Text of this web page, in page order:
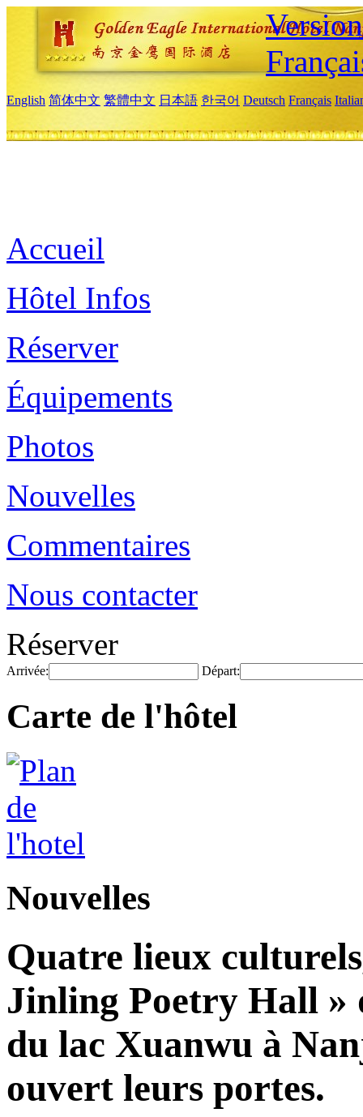
English 简体中文 繁體中文 日本語 한국어 Deutsch Français
Accueil
Hôtel Infos
Réserver
Équipements
Photos
Nouvelles
Commentaires
Nous contacter
Réserver
Arrivée: Départ:
Carte de l'hôtel
Nouvelles
Quatre lieux
Jinling Poetry Hall »
du lac Xuanwu à
ouvert leurs portes.